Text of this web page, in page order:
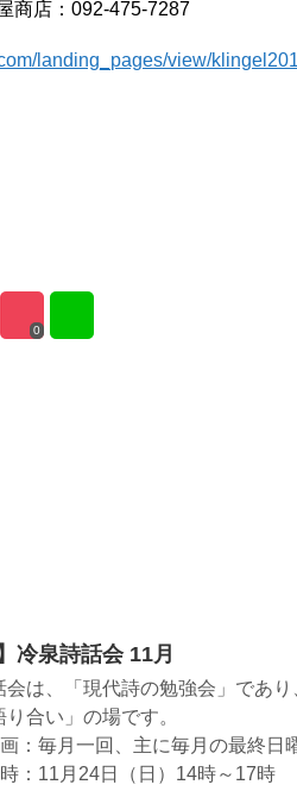
商店：092-475-7287
landing_pages/view/
0
冷泉詩話会 11月
会は、「現代詩の勉強会」であ
合い」の場です。
：毎月一回、主に毎月の最終日
：11月24日（日）14時～17時